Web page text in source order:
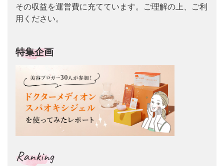
その収益を運営費に充てています。ご理解の上、ご利
用ください。
特集企画
Ranking